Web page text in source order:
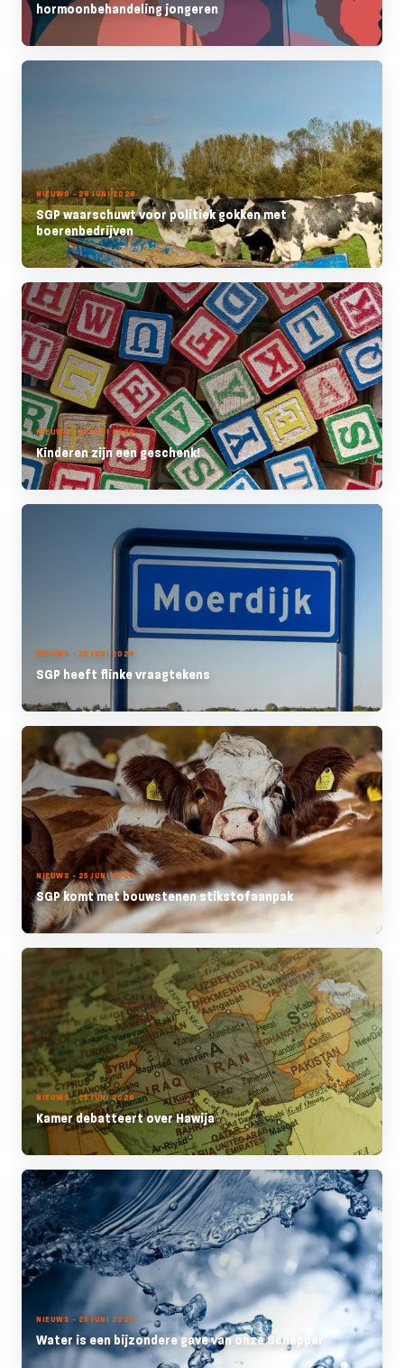
hormoonbehandeling jongeren
NIEUWS - 26 JUNI 2026
SGP waarschuwt voor politiek gokken met
boerenbedrijven
NIEUWS - 25 JUNI 2026
Kinderen zijn een geschenk!
NIEUWS - 25 JUNI 2026
SGP heeft flinke vraagtekens
NIEUWS - 25 JUNI 2026
SGP komt met bouwstenen stikstofaanpak
NIEUWS - 25 JUNI 2026
Kamer debatteert over Hawija
NIEUWS - 25 JUNI 2026
Water is een bijzondere gave van onze Schepper